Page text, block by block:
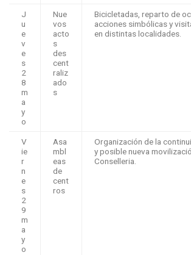
J
u
e
v
e
s
2
8
m
a
y
o
Nue
vos
acto
s
des
cent
raliz
ado
s
Bicicletadas, reparto de
acciones simbólicas y
en distintas localidades.
V
ie
r
n
e
s
2
9
m
a
y
o
Asa
mbl
eas
de
cent
ros
Organización de la
y posible nueva
Conselleria.